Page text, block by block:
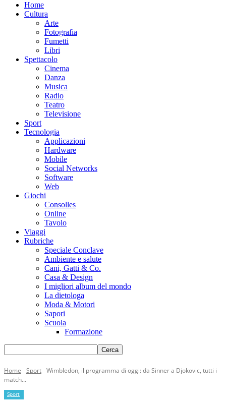
Home
Cultura
Arte
Fotografia
Fumetti
Libri
Spettacolo
Cinema
Danza
Musica
Radio
Teatro
Televisione
Sport
Tecnologia
Applicazioni
Hardware
Mobile
Social Networks
Software
Web
Giochi
Consolles
Online
Tavolo
Viaggi
Rubriche
Speciale Conclave
Ambiente e salute
Cani, Gatti & Co.
Casa & Design
I migliori album del mondo
La dietologa
Moda & Motori
Sapori
Scuola
Formazione
Home Sport Wimbledon, il programma di oggi: da Sinner a Djokovic, tutti i
match...
Sport